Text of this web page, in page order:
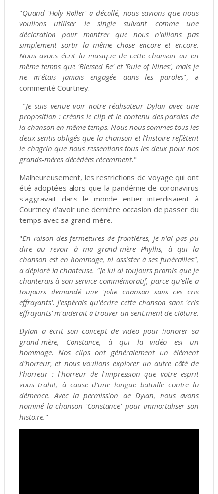
"Quand 'Holy Roller' a décollé, nous savions que nous
voulions utiliser le single suivant comme une
déclaration pour montrer que nous n'allions pas
simplement sortir la même chose encore et encore.
Nous avons écrit la musique de cette chanson au en
même temps que 'Blessed Be' et 'Rule of Nines', mais je
ne m'étais jamais engagée dans les paroles", a
commenté Courtney.
"Je suis venue voir notre réalisateur Dylan avec une
proposition : créons le clip et le contenu des paroles de
la chanson en même temps. Nous nous sommes tous les
deux sentis obligés que la chanson et l'histoire reflètent
le chagrin que nous ressentions tous les deux pour nos
grands-mères décédées récemment."
Malheureusement, les restrictions de voyage qui ont
été adoptées alors que la pandémie de coronavirus
s'aggravait dans le monde entier interdisaient à
Courtney d'avoir une dernière occasion de passer du
temps avec sa grand-mère.
"En raison des fermetures de frontières, je n'ai pas pu
dire au revoir à ma grand-mère Phyllis, à qui la
chanson est en hommage, ni assister à ses funérailles",
a déploré la chanteuse. "Je lui ai toujours promis que je
chanterais à son service commémoratif, parce qu'elle a
toujours demandé une 'jolie chanson sans ces cris
effrayants'. J'espérais qu'écrire cette chanson sans 'cris
effrayants' m'aiderait à trouver un sentiment de clôture.
Dylan a écrit son concept de vidéo pour honorer sa
grand-mère, Constance, à qui la vidéo est un
hommage. Nos clips ont généralement un élément
d'horreur, et nous voulions explorer un autre côté de
l'horreur : l'horreur de l'impression que votre esprit
vous trahit, à cause d'une longue bataille contre la
démence. Avec la permission de Dylan, nous avons
nommé la chanson 'Constance' pour immortaliser son
histoire."